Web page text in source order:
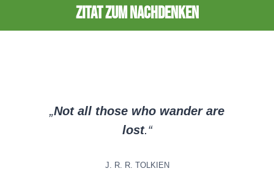
Zitat zum nachdenken
„Not all those who wander are
lost.“
J. R. R. TOLKIEN